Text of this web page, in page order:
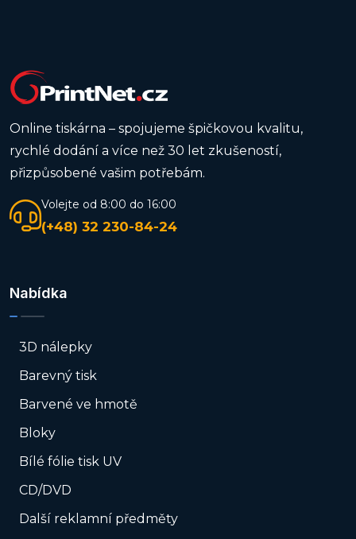
Online tiskárna – spojujeme špičkovou kvalitu,
rychlé dodání a více než 30 let zkušeností,
přizpůsobené vašim potřebám.
Volejte od 8:00 do 16:00
(+48) 32 230-84-24
Nabídka
3D nálepky
Barevný tisk
Barvené ve hmotě
Bloky
Bílé fólie tisk UV
CD/DVD
Další reklamní předměty